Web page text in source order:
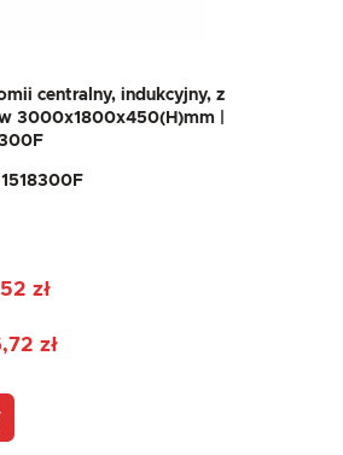
centralny, indukcyjny, z
3000x1800x450(H)mm |
zł
zł